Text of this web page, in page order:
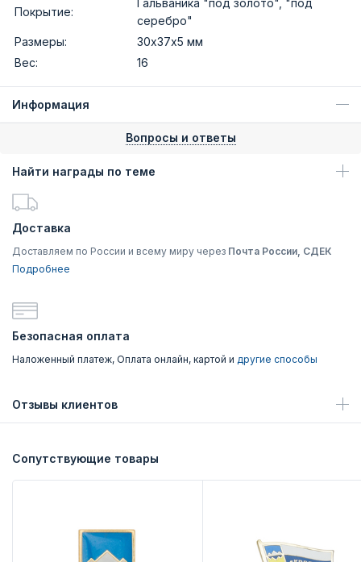
Покрытие:
серебро"
Размеры:
30х37х5 мм
Вес:
16
Информация
Вопросы и ответы
Найти награды по теме
Доставка
Доставляем по России и всему миру через Почта России, СДЕК
Подробнее
Безопасная оплата
Наложенный платеж, Оплата онлайн, картой и другие способы
Отзывы клиентов
Сопутствующие товары